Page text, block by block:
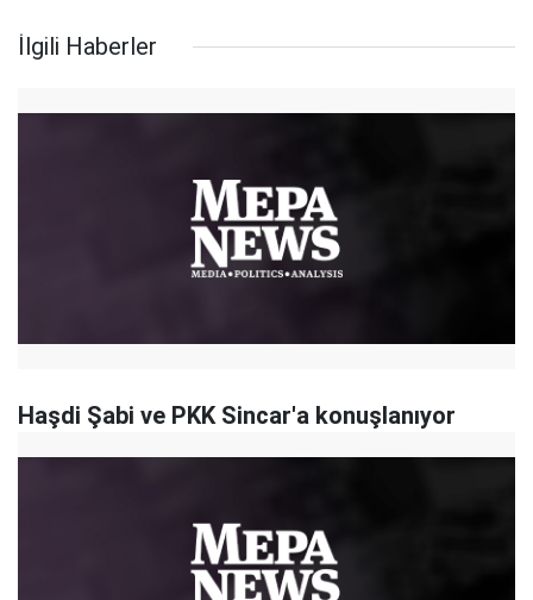
İlgili Haberler
Haşdi Şabi ve PKK Sincar'a konuşlanıyor